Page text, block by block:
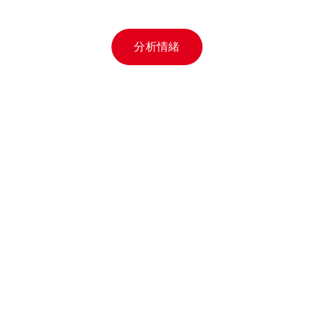
分析情緒